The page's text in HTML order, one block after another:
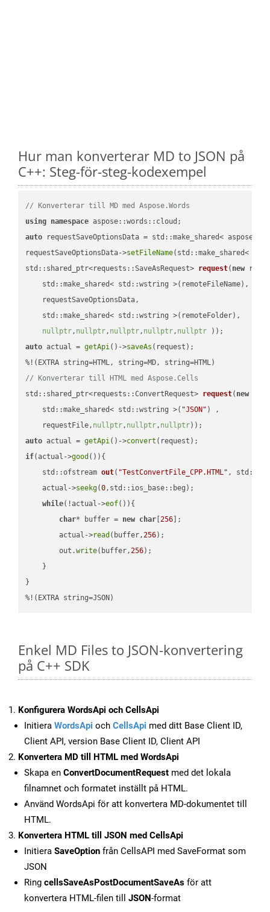
Hur man konverterar MD to JSON på
C++: Steg-för-steg-kodexempel
// Konverterar till MD med Aspose.Words
using namespace
auto requestSaveOptionsData = std::make_shared<
requestSaveOptionsData->setFileName(std::make_shared<
std::shared_ptr<requests::SaveAsRequest> request( new
    std::make_shared< std::wstring >(remoteFileName),
    requestSaveOptionsData,
    std::make_shared< std::wstring >(remoteFolder),
nullptr, nullptr, nullptr, nullptr, nullptr ))
auto actual = getApi()->saveAs (request);
// Konverterar till HTML med Aspose.Cells
std::shared_ptr<requests::ConvertRequest> request( new
    std::make_shared< std::wstring >(
"JSON" ) ,
    requestFile,
nullptr, nullptr, nullptr))
auto actual = getApi()->convert
if(actual->good ()){
std::ofstream out( "TestConvertFile_CPP.HTML" ,
    actual->
seekg(0,std::ios_base::beg);
while(!actual->eof()){
char* buffer = new char [256 ];
        actual->
read (buffer,256);
        out.
write(buffer,256);
    }
}
%!(EXTRA string=JSON)
Enkel MD Files to JSON-konvertering
på C++ SDK
Konfigurera WordsApi och CellsApi
Initiera WordsApi och CellsApi med ditt Base Client ID,
Client API, version Base Client ID, Client API
Konvertera MD till HTML med WordsApi
Skapa en ConvertDocumentRequest med det lokala
filnamnet och formatet inställt på HTML.
Använd WordsApi för att konvertera MD-dokumentet till
HTML.
Konvertera HTML till JSON med CellsApi
Initiera SaveOption från CellsAPI med SaveFormat som
JSON
Ring cellsSaveAsPostDocumentSaveAs för att
konvertera HTML-filen till JSON-format